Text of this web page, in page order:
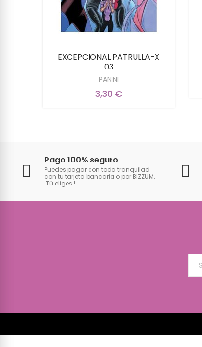
EXCEPCIONAL PATRULLA-X
03
PANINI
3,30 €
Pago 100% seguro
Puedes pagar con toda tranquilad
con tu tarjeta bancaria o por BIZZUM.
¡Tú eliges !